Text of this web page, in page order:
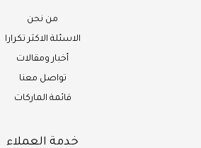
من نحن
الاسئلة الاكثر تكرارا
أخبار ومقالات
تواصل معنا
قائمة الماركات
خدمة العملاء